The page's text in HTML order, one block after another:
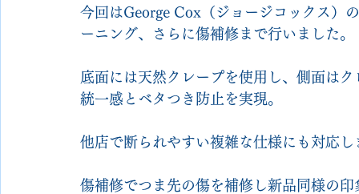
今回はGeorge Cox（ジョージコックス）
ーニング、さらに傷補修まで行いました。
底面には天然クレープを使用し、側面は
統一感とベタつき防止を実現。
他店で断られやすい複雑な仕様にも対応し
傷補修でつま先の傷を補修し新品同様の